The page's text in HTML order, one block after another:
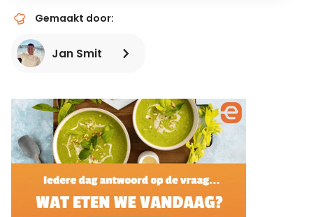
Gemaakt door:
Jan Smit